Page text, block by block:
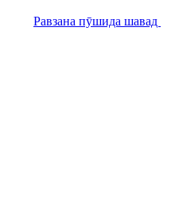
Равзана пӯшида шавад